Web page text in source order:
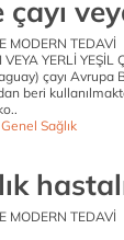
çayı
MODERN TEDAVİ
VEYA YERLİ YEŞİL
çayı Avrupa
beri
Genel Sağlık
MODERN TEDAVİ